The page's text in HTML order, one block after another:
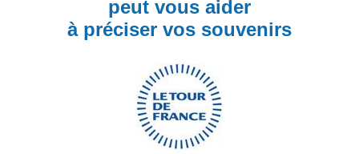
peut vous aider
à préciser vos souvenirs